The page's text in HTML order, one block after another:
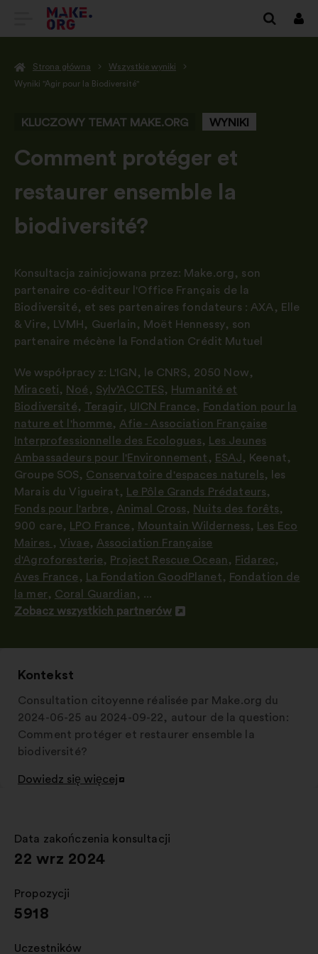
IDŹ
STRONY
MAKE.ORG
się
Strona główna
Wszystkie wyniki
Wyniki "Agir pour la Biodiversité"
KLUCZOWY TEMAT MAKE.ORG WYNIKI
-
Comment protéger et
restaurer ensemble la
biodiversité?
Konsultacja zainicjowana przez: Make.org, son
partenaire co-éditeur l'Office Français de la
Biodiversité, et ses partenaires fondateurs : AXA , Elle
& Vire, LVMH, Guerlain, Moët Hennessy, son
partenaire mécène la Fondation Crédit Mutuel
We współpracy z: L'IGN , le CNRS, 2050 Now,
Miraceti, Noé , Sylv’ACCTES, Humanité et
Biodiversité, Teragir, UICN France, Fondation pour la
nature et l'homme, Afie - Association Française
Interprofessionnelle des Ecologues,
Les Jeunes
Ambassadeurs pour l'Environnement , ESAJ, Keenat,
Groupe SOS, Conservatoire d'espaces naturels,
les
Marais du Vigueirat, Le Pôle Grands Prédateurs,
Fonds pour l'arbre , Animal Cross, Nuits des forêts,
900 care, LPO France , Mountain Wilderness,
Les Eco
Maires , Vivae, Association Française
d'Agroforesterie, Project Rescue Ocean , Fidarec,
Aves France , La Fondation GoodPlanet, Fondation de
la mer, Coral Guardian , ...
Zobacz wszystkich partnerów
Otwieranie
zakładce
Kontekst
Consultation citoyenne réalisée par Make.org du
2024-06-25 au 2024-09-22, autour de la question:
Comment protéger et restaurer ensemble la
biodiversité?
Dowiedz się więcej
Otwieranie
zakładce
Data zakończenia konsultacji
:
22 wrz 2024
Propozycji
:
5918
Uczestników
: